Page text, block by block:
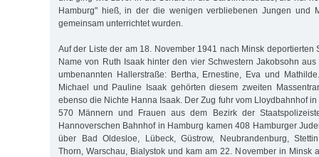
Hamburg" hieß, in der die wenigen verbliebenen Jungen und
gemeinsam unterrichtet wurden.
Auf der Liste der am 18. November 1941 nach Minsk deportierten
Name von Ruth Isaak hinter den vier Schwestern Jakobsohn aus
umbenannten Hallerstraße: Bertha, Ernestine, Eva und
Michael und Pauline Isaak gehörten diesem zweiten
ebenso die Nichte Hanna Isaak. Der Zug fuhr vom Lloydbahnhof
570 Männern und Frauen aus dem Bezirk der
Hannoverschen Bahnhof in Hamburg kamen 408 Hamburger
über Bad Oldesloe, Lübeck, Güstrow, Neubrandenburg,
Thorn, Warschau, Bialystok und kam am 22. November in Minsk